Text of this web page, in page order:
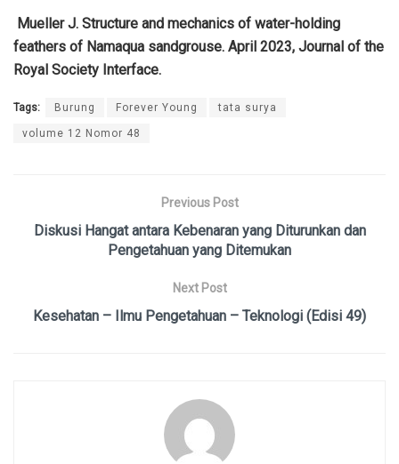
Mueller J. Structure and mechanics of water-holding
feathers of Namaqua sandgrouse. April 2023, Journal of the
Royal Society Interface.
Tags: Burung Forever Young tata surya
volume 12 Nomor 48
Previous Post
Diskusi Hangat antara Kebenaran yang Diturunkan dan
Pengetahuan yang Ditemukan
Next Post
Kesehatan – Ilmu Pengetahuan – Teknologi (Edisi 49)